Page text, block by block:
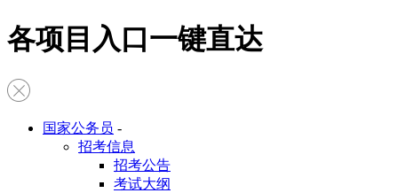
各项目入口一键直达
国家公务员 -
招考信息
招考公告
考试大纲